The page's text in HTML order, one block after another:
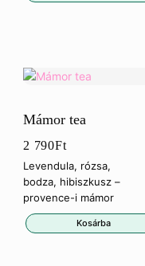
Mámor tea
2 790Ft
Levendula, rózsa,
bodza, hibiszkusz –
provence-i mámor
Kosárba